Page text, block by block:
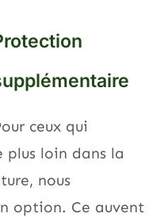
ceux qui
plus loin dans la
nous
option. Ce auvent